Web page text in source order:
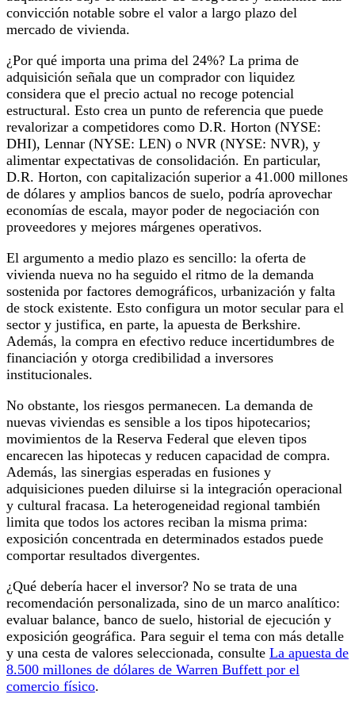
convicción notable sobre el valor a largo plazo del
mercado de vivienda.
¿Por qué importa una prima del 24%? La prima de
adquisición señala que un comprador con liquidez
considera que el precio actual no recoge potencial
estructural. Esto crea un punto de referencia que puede
revalorizar a competidores como D.R. Horton (NYSE:
DHI), Lennar (NYSE: LEN) o NVR (NYSE: NVR), y
alimentar expectativas de consolidación. En particular,
D.R. Horton, con capitalización superior a 41.000 millones
de dólares y amplios bancos de suelo, podría aprovechar
economías de escala, mayor poder de negociación con
proveedores y mejores márgenes operativos.
El argumento a medio plazo es sencillo: la oferta de
vivienda nueva no ha seguido el ritmo de la demanda
sostenida por factores demográficos, urbanización y falta
de stock existente. Esto configura un motor secular para el
sector y justifica, en parte, la apuesta de Berkshire.
Además, la compra en efectivo reduce incertidumbres de
financiación y otorga credibilidad a inversores
institucionales.
No obstante, los riesgos permanecen. La demanda de
nuevas viviendas es sensible a los tipos hipotecarios;
movimientos de la Reserva Federal que eleven tipos
encarecen las hipotecas y reducen capacidad de compra.
Además, las sinergias esperadas en fusiones y
adquisiciones pueden diluirse si la integración operacional
y cultural fracasa. La heterogeneidad regional también
limita que todos los actores reciban la misma prima:
exposición concentrada en determinados estados puede
comportar resultados divergentes.
¿Qué debería hacer el inversor? No se trata de una
recomendación personalizada, sino de un marco analítico:
evaluar balance, banco de suelo, historial de ejecución y
exposición geográfica. Para seguir el tema con más detalle
y una cesta de valores seleccionada, consulte La apuesta de
8.500 millones de dólares de Warren Buffett por el
comercio físico.